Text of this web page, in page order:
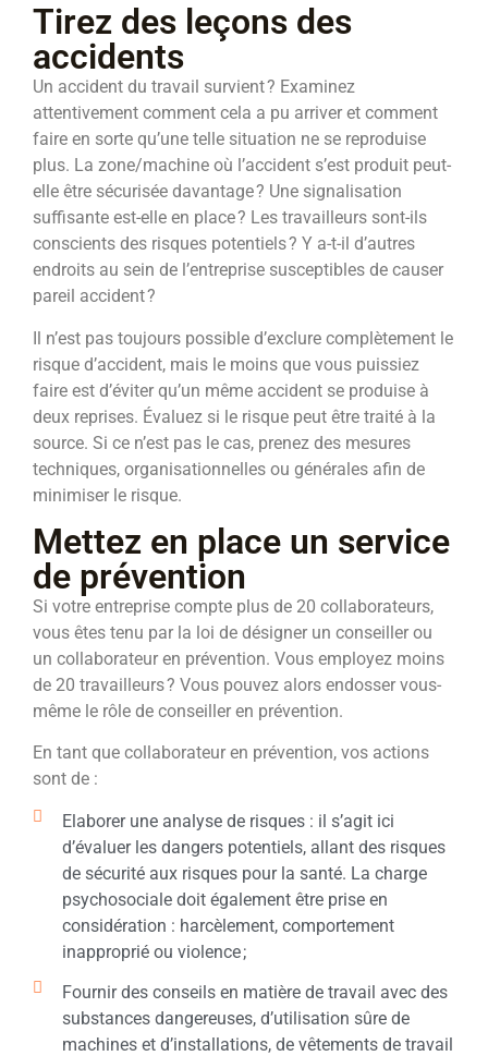
Tirez des leçons des
accidents
Un accident du travail survient ? Examinez
attentivement comment cela a pu arriver et comment
faire en sorte qu’une telle situation ne se reproduise
plus. La zone/machine où l’accident s’est produit peut-
elle être sécurisée davantage ? Une signalisation
suffisante est-elle en place ? Les travailleurs sont-ils
conscients des risques potentiels ? Y a-t-il d’autres
endroits au sein de l’entreprise susceptibles de causer
pareil accident ?
Il n’est pas toujours possible d’exclure complètement le
risque d’accident, mais le moins que vous puissiez
faire est d’éviter qu’un même accident se produise à
deux reprises. Évaluez si le risque peut être traité à la
source. Si ce n’est pas le cas, prenez des mesures
techniques, organisationnelles ou générales afin de
minimiser le risque.
Mettez en place un service
de prévention
Si votre entreprise compte plus de 20 collaborateurs,
vous êtes tenu par la loi de désigner un conseiller ou
un collaborateur en prévention. Vous employez moins
de 20 travailleurs ? Vous pouvez alors endosser vous-
même le rôle de conseiller en prévention.
En tant que collaborateur en prévention, vos actions
sont de :
Elaborer une analyse de risques : il s’agit ici
d’évaluer les dangers potentiels, allant des risques
de sécurité aux risques pour la santé. La charge
psychosociale doit également être prise en
considération : harcèlement, comportement
inapproprié ou violence ;
Fournir des conseils en matière de travail avec des
substances dangereuses, d’utilisation sûre de
machines et d’installations, de vêtements de travail